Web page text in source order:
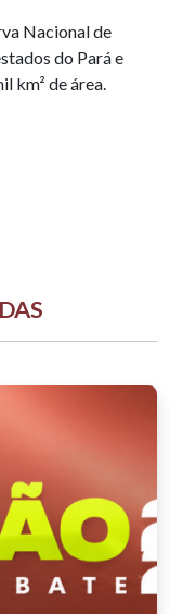
Nacional de
do Pará e
km² de área.